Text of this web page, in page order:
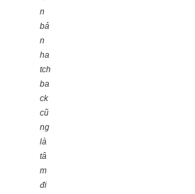
n
bả
n
ha
tch
ba
ck
cũ
ng
là
tâ
m
đi